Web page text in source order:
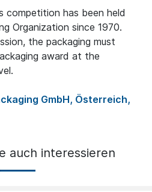
competition has been held
Organization since 1970.
the packaging must
award at the
GmbH, Österreich,
auch interessieren